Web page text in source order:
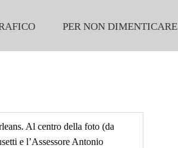
PER NON DIMENTICARE
Al centro della foto (da
e l’Assessore Antonio